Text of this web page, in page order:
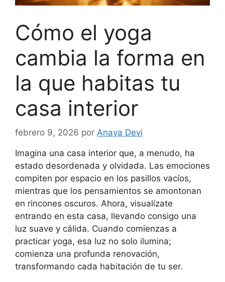
Cómo el yoga
cambia la forma en
la que habitas tu
casa interior
febrero 9, 2026 por Anaya Devi
Imagina una casa interior que, a menudo, ha
estado desordenada y olvidada. Las emociones
compiten por espacio en los pasillos vacíos,
mientras que los pensamientos se amontonan
en rincones oscuros. Ahora, visualízate
entrando en esta casa, llevando consigo una
luz suave y cálida. Cuando comienzas a
practicar yoga, esa luz no solo ilumina;
comienza una profunda renovación,
transformando cada habitación de tu ser.